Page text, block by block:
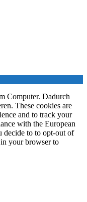
Computer. Dadurch
These cookies are
and to track your
with the European
decide to to opt-out of
your browser to